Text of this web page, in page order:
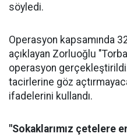
söyledi.
Operasyon kapsamında
açıklayan Zorluoğlu
operasyon
tacirlerine göz
ifadelerini kullandı.
"Sokaklarımız çetelere